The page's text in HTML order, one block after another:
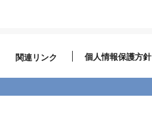
関連リンク 個人情報保護方針